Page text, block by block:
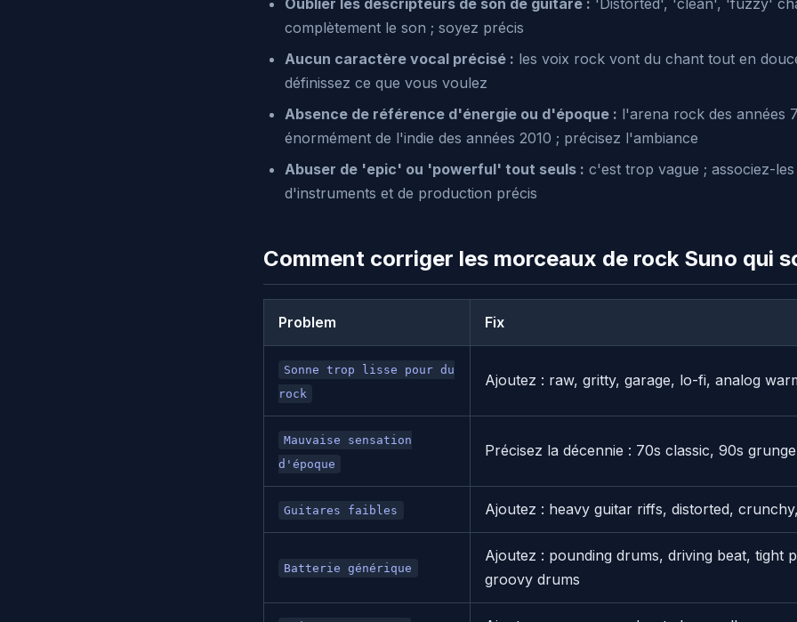
complètement le son ; soyez précis
Aucun caractère vocal précisé : les voix rock vont du chant tout en
définissez ce que vous voulez
Absence de référence d'énergie ou d'époque : l'arena rock des années
énormément de l'indie des années 2010 ; précisez l'ambiance
Abuser de 'epic' ou 'powerful' tout seuls : c'est trop vague ; associez-les
d'instruments et de production précis
Comment corriger les morceaux de rock Suno qui
Problem Fix
Sonne trop lisse pour du
rock
Ajoutez : raw, gritty, garage, lo-fi, analog
Mauvaise sensation
d'époque
Précisez la décennie : 70s classic, 90s
Guitares faibles Ajoutez : heavy guitar riffs, distorted,
Batterie générique
Ajoutez : pounding drums, driving beat, tight
groovy drums